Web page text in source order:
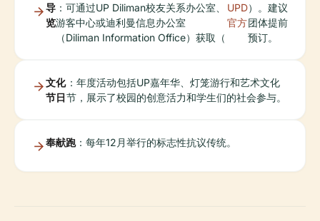
导
览
：可通过UP Diliman校友关系办公室、
游客中心或迪利曼信息办公室
（Diliman Information Office）获取（
UPD
官方
）。建议
团体提前
预订。
文化
节日
：年度活动包括UP嘉年华、灯笼游行和艺术文化
节，展示了校园的创意活力和学生们的社会参与。
奉献跑：每年12月举行的标志性抗议传统。